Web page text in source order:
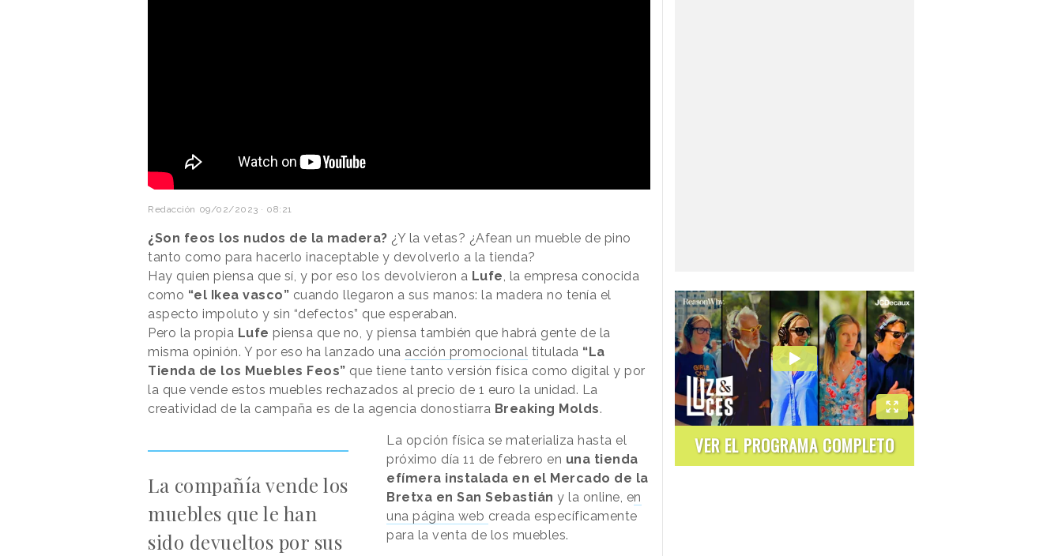
Redacción 09/02/2023 · 08:21
¿Son feos los nudos de la madera? ¿Y la vetas? ¿Afean un mueble de pino
tanto como para hacerlo inaceptable y devolverlo a la tienda?
Hay quien piensa que sí, y por eso los devolvieron a Lufe, la empresa conocida
como “el Ikea vasco” cuando llegaron a sus manos: la madera no tenía el
aspecto impoluto y sin “defectos” que esperaban.
Pero la propia Lufe piensa que no, y piensa también que habrá gente de la
misma opinión. Y por eso ha lanzado una acción promocional titulada “La
Tienda de los Muebles Feos” que tiene tanto versión física como digital y por
la que vende estos muebles rechazados al precio de 1 euro la unidad. La
creatividad de la campaña es de la agencia donostiarra Breaking Molds.
La compañía vende los
muebles que le han
sido devueltos por sus
La opción física se materializa hasta el
próximo día 11 de febrero en una tienda
efímera instalada en el Mercado de la
Bretxa en San Sebastián y la online, en
una página web creada específicamente
para la venta de los muebles.
VER EL PROGRAMA COMPLETO